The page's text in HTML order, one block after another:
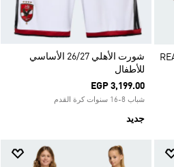
شورت الأهلي 26/27 الأساسي
للأطفال
EGP 3,199.00
شباب 8-16 سنوات كرة القدم
جديد